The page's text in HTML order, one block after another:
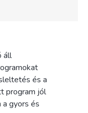
áll
és a
program jól
a gyors és